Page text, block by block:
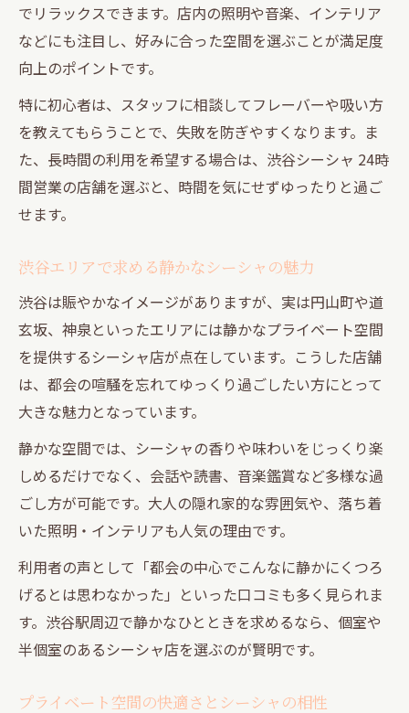
でリラックスできます。店内の照明や音楽、インテリア
などにも注目し、好みに合った空間を選ぶことが満足度
向上のポイントです。
特に初心者は、スタッフに相談してフレーバーや吸い方
を教えてもらうことで、失敗を防ぎやすくなります。ま
た、長時間の利用を希望する場合は、渋谷シーシャ 24時
間営業の店舗を選ぶと、時間を気にせずゆったりと過ご
せます。
渋谷エリアで求める静かなシーシャの魅力
渋谷は賑やかなイメージがありますが、実は円山町や道
玄坂、神泉といったエリアには静かなプライベート空間
を提供するシーシャ店が点在しています。こうした店舗
は、都会の喧騒を忘れてゆっくり過ごしたい方にとって
大きな魅力となっています。
静かな空間では、シーシャの香りや味わいをじっくり楽
しめるだけでなく、会話や読書、音楽鑑賞など多様な過
ごし方が可能です。大人の隠れ家的な雰囲気や、落ち着
いた照明・インテリアも人気の理由です。
利用者の声として「都会の中心でこんなに静かにくつろ
げるとは思わなかった」といった口コミも多く見られま
す。渋谷駅周辺で静かなひとときを求めるなら、個室や
半個室のあるシーシャ店を選ぶのが賢明です。
プライベート空間の快適さとシーシャの相性